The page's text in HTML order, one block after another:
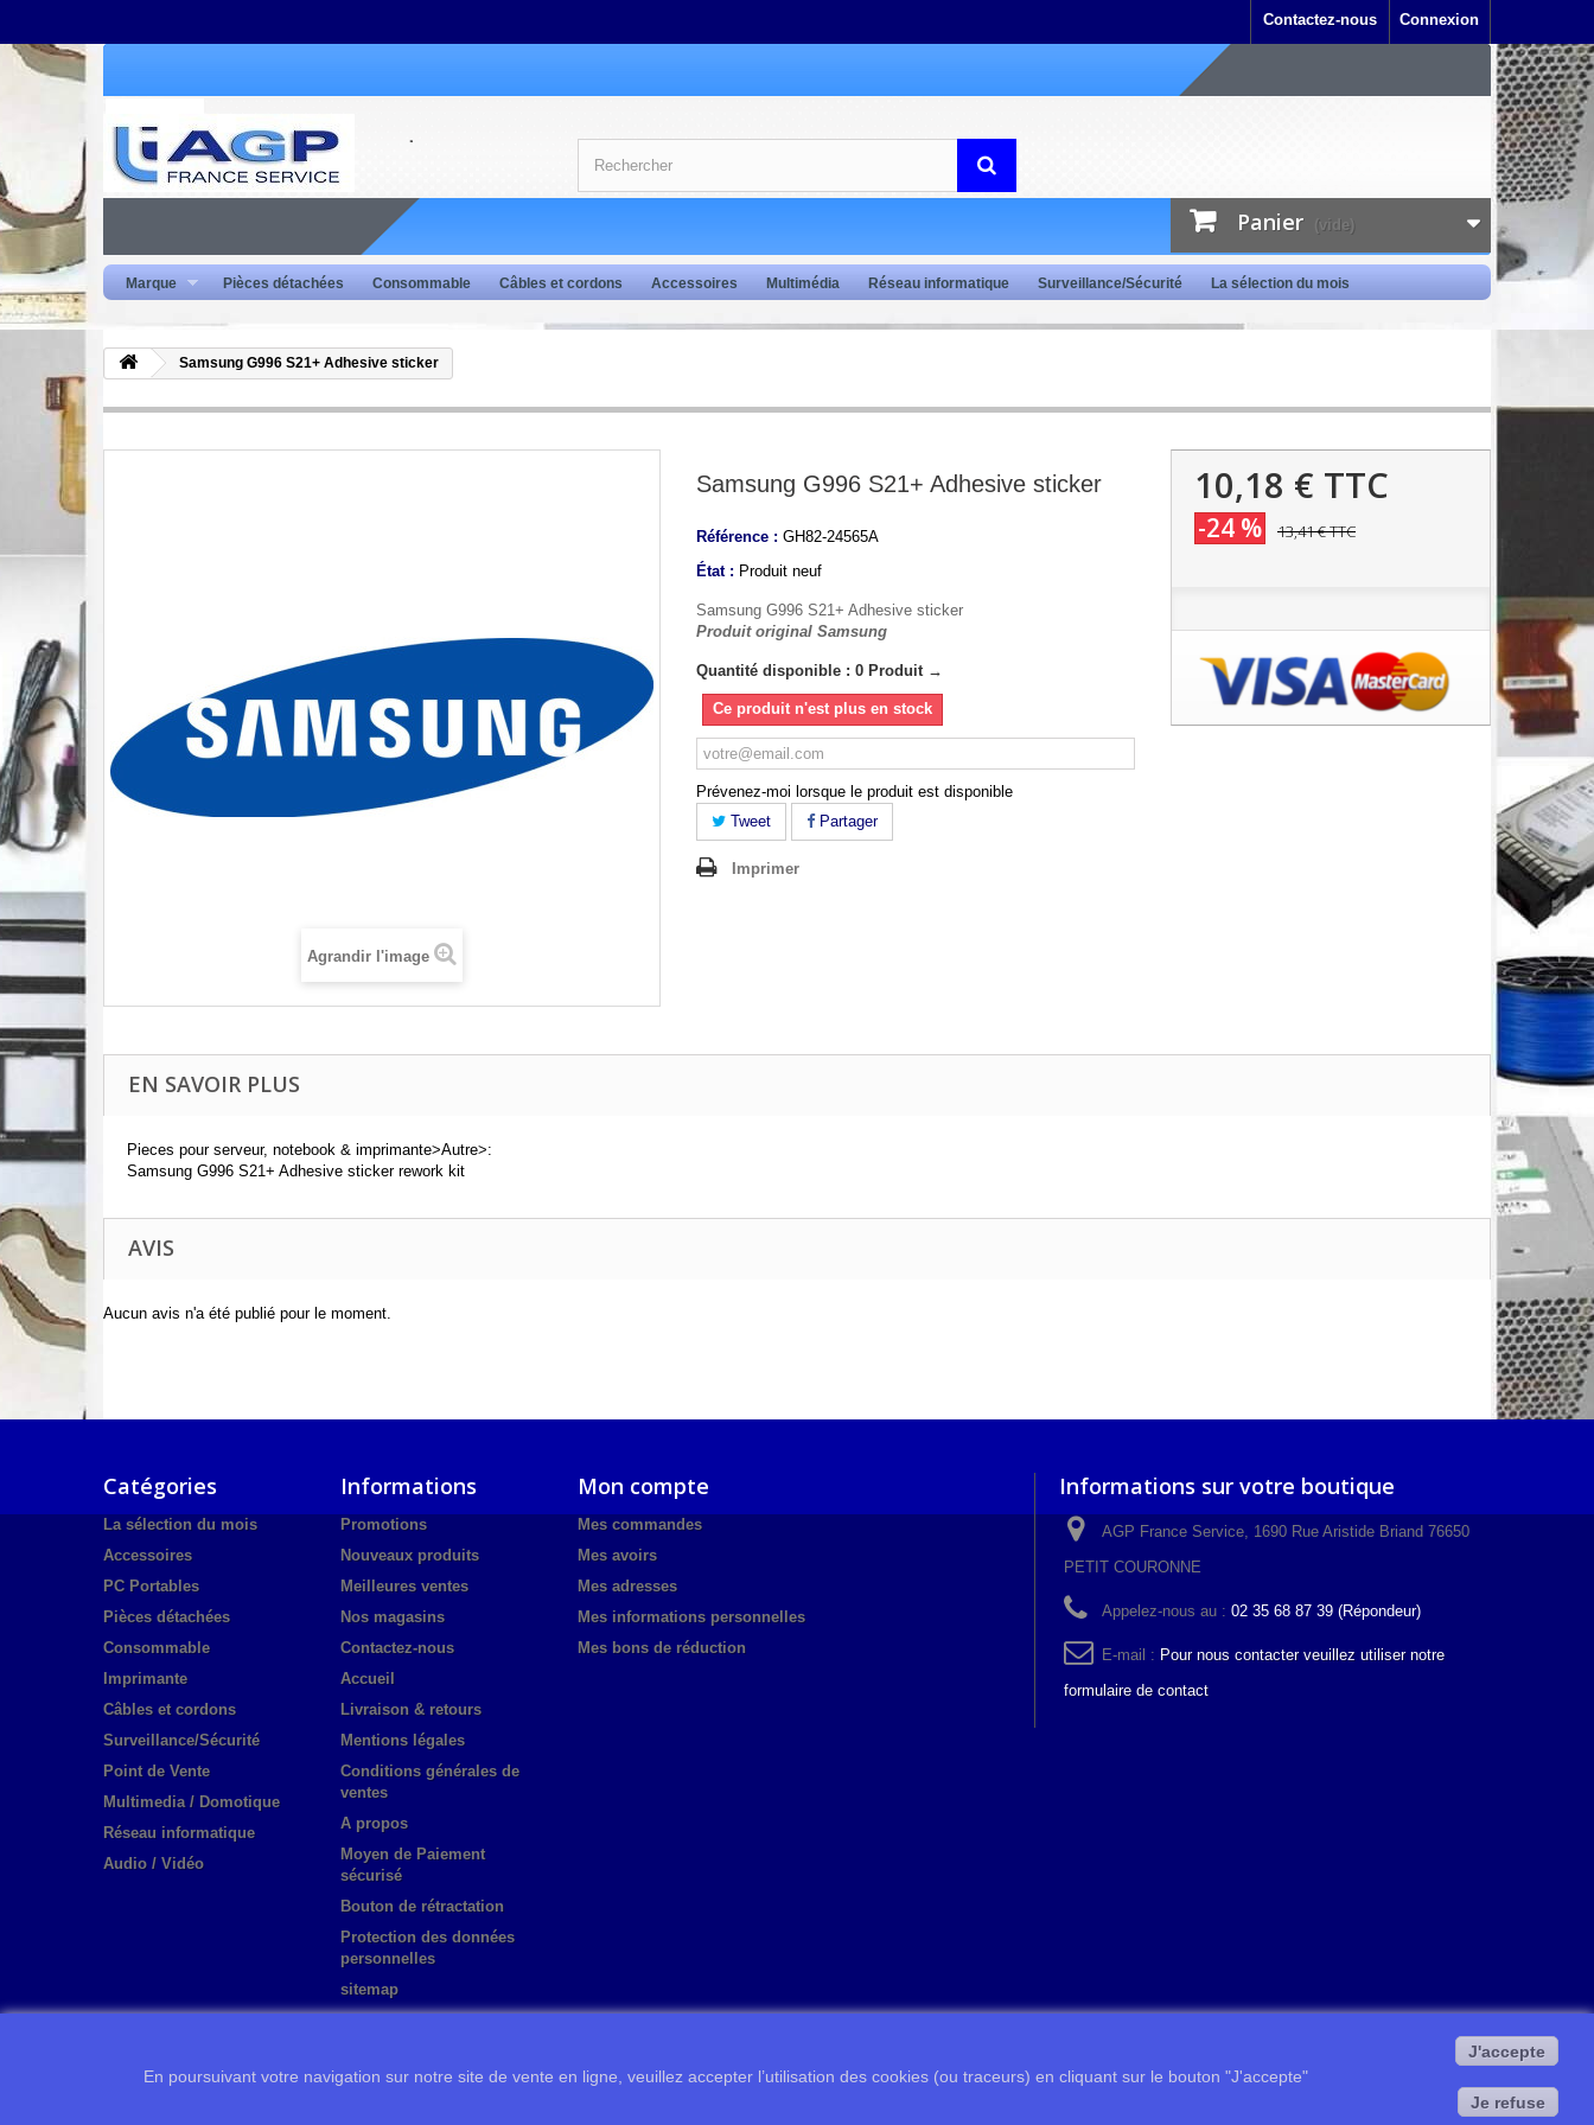
Connexion
Contactez-nous
Panier (vide)
Marque Pièces détachées Consommable Câbles et cordons Accessoires Multimédia Réseau informatique Surveillance/Sécurité La sélection du mois
Samsung G996 S21+ Adhesive sticker
Agrandir l'image
Samsung G996 S21+ Adhesive sticker
Référence : GH82-24565A
État : Produit neuf
Samsung G996 S21+ Adhesive sticker
Produit original Samsung
Quantité disponible : 0 Produit →
Ce produit n'est plus en stock
Prévenez-moi lorsque le produit est disponible
Tweet
Partager
Imprimer
10,18 € TTC
-24 % 13,41 €TTC
EN SAVOIR PLUS
Pieces pour serveur, notebook & imprimante>Autre>:
Samsung G996 S21+ Adhesive sticker rework kit
AVIS
Aucun avis n'a été publié pour le moment.
Catégories
La sélection du mois
Accessoires
PC Portables
Pièces détachées
Consommable
Imprimante
Câbles et cordons
Surveillance/Sécurité
Point de Vente
Multimedia / Domotique
Réseau informatique
Audio / Vidéo
Informations
Promotions
Nouveaux produits
Meilleures ventes
Nos magasins
Contactez-nous
Accueil
Livraison & retours
Mentions légales
Conditions générales de
ventes
A propos
Moyen de Paiement
sécurisé
Bouton de rétractation
Protection des données
personnelles
sitemap
Mon compte
Mes commandes
Mes avoirs
Mes adresses
Mes informations personnelles
Mes bons de réduction
Informations sur votre boutique
AGP France Service, 1690 Rue Aristide Briand 76650
PETIT COURONNE
Appelez-nous au : 02 35 68 87 39 (Répondeur)
E-mail : Pour nous contacter veuillez utiliser notre
formulaire de contact
En poursuivant votre navigation sur notre site de vente en ligne, veuillez accepter l’utilisation des cookies (ou traceurs) en cliquant sur le bouton "J'accepte"
J'accepte
Je refuse